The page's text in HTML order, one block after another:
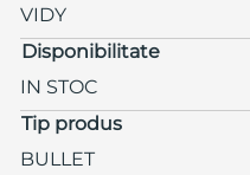
VIDY
Disponibilitate
IN STOC
Tip produs
BULLET